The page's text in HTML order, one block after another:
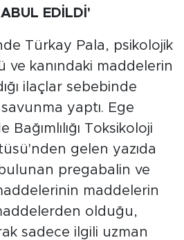
EDİLDİ'
Türkay Pala, psikolojik
kanındaki maddelerin
ilaçlar sebebinde
yaptı. Ege
Toksikoloji
gelen yazıda
bulunan pregabalin ve
maddelerin
olduğu,
sadece ilgili uzman